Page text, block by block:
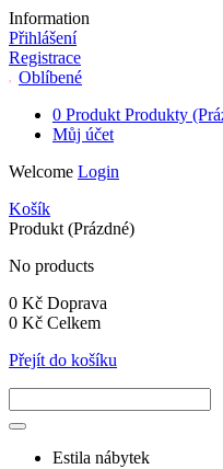
Information
Přihlášení
Registrace
Oblíbené
0 Produkt Produkty
Můj účet
Welcome Login
Košík
Produkt (Prázdné)
No products
0 Kč Doprava
0 Kč Celkem
Přejít do košíku
Estila nábytek